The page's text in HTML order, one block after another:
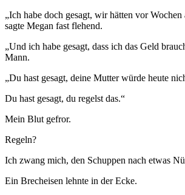
„Ich habe doch gesagt, wir hätten vor Wochen
sagte Megan fast flehend.
„Und ich habe gesagt, dass ich das Geld
Mann.
„Du hast gesagt, deine Mutter würde heute
Du hast gesagt, du regelst das.“
Mein Blut gefror.
Regeln?
Ich zwang mich, den Schuppen nach etwas
Ein Brecheisen lehnte in der Ecke.